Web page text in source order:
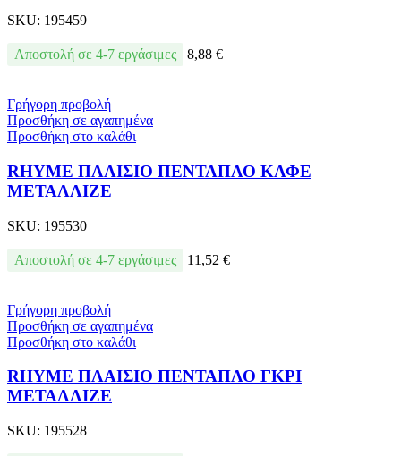
SKU: 195459
Αποστολή σε 4-7 εργάσιμες 8,88 €
Γρήγορη προβολή
Προσθήκη σε αγαπημένα
Προσθήκη στο καλάθι
RHYME ΠΛΑΙΣΙΟ ΠΕΝΤΑΠΛΟ ΚΑΦΕ
ΜΕΤΑΛΛΙΖΕ
SKU: 195530
Αποστολή σε 4-7 εργάσιμες 11,52 €
Γρήγορη προβολή
Προσθήκη σε αγαπημένα
Προσθήκη στο καλάθι
RHYME ΠΛΑΙΣΙΟ ΠΕΝΤΑΠΛΟ ΓΚΡΙ
ΜΕΤΑΛΛΙΖΕ
SKU: 195528